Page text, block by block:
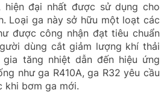
hiện đại nhất được sử dụng cho
Loại ga này sở hữu một loạt các
được công nhận đạt tiêu chuẩn
dùng cắt giảm lượng khí thải
gia tăng nhiệt dẫn đến hiệu ứng
như ga R410A, ga R32 yêu cầu
khi bơm ga mới.